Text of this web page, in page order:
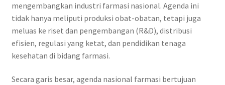
mengembangkan industri farmasi nasional. Agenda ini
tidak hanya meliputi produksi obat-obatan, tetapi juga
meluas ke riset dan pengembangan (R&D), distribusi
efisien, regulasi yang ketat, dan pendidikan tenaga
kesehatan di bidang farmasi.
Secara garis besar, agenda nasional farmasi bertujuan